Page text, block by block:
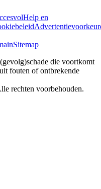
Help en
Sitemap
die voortkomt
fouten of ontbrekende
rechten voorbehouden.